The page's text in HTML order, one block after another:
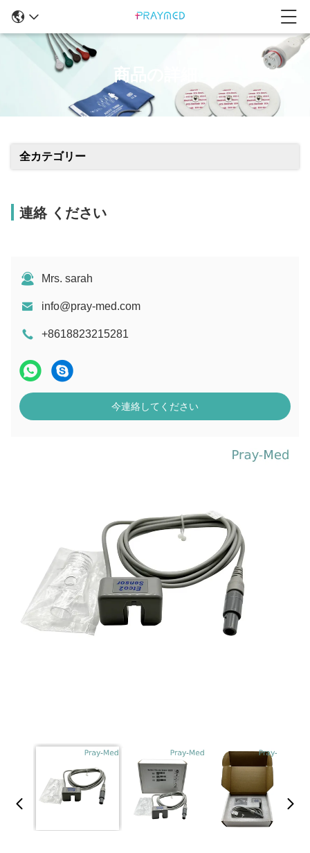
商品の詳細
全カテゴリー
連絡 ください
Mrs. sarah
info@pray-med.com
+8618823215281
今連絡してください